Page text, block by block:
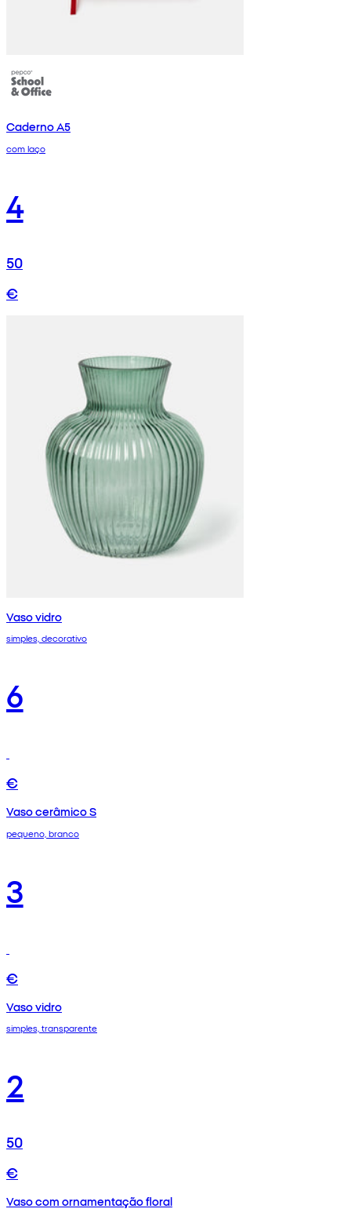
Caderno A5
com laço
4
50
€
Vaso vidro
simples, decorativo
6
€
Vaso cerâmico S
pequeno, branco
3
€
Vaso vidro
simples, transparente
2
50
€
Vaso com ornamentação floral